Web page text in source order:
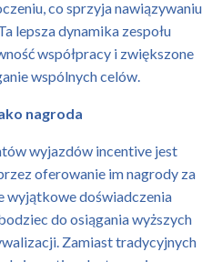
co sprzyja nawiązywaniu
lepsza dynamika zespołu
współpracy i zwiększone
wspólnych celów.
nagroda
wyjazdów incentive jest
oferowanie im nagrody za
wyjątkowe doświadczenia
do osiągania wyższych
Zamiast tradycyjnych